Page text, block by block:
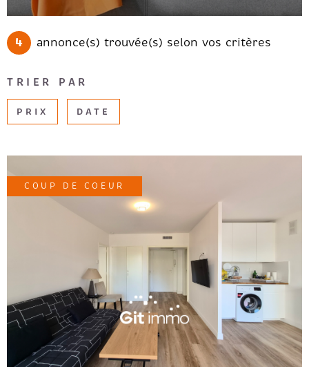
NOS
4 annonce(s) trouvée(s) selon vos critères
TRIER PAR
PRIX DATE
COUP DE COEUR
VOIR LE BIEN
BUDGET
TEXTE